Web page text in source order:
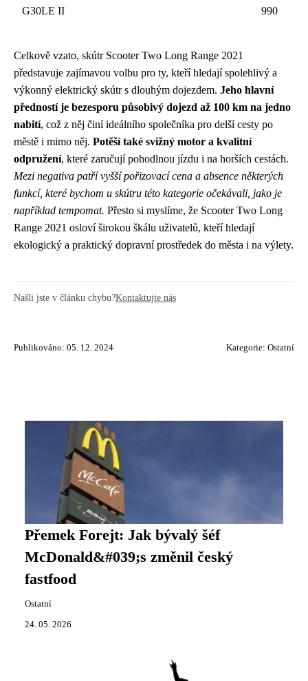
G30LE II
990
Celkově vzato, skútr Scooter Two Long Range 2021
představuje zajímavou volbu pro ty, kteří hledají spolehlivý a
výkonný elektrický skútr s dlouhým dojezdem. Jeho hlavní
předností je bezesporu působivý dojezd až 100 km na jedno
nabití, což z něj činí ideálního společníka pro delší cesty po
městě i mimo něj. Potěší také svižný motor a kvalitní
odpružení, které zaručují pohodlnou jízdu i na horších cestách.
Mezi negativa patří vyšší pořizovací cena a absence některých
funkcí, které bychom u skútru této kategorie očekávali, jako je
například tempomat. Přesto si myslíme, že Scooter Two Long
Range 2021 osloví širokou škálu uživatelů, kteří hledají
ekologický a praktický dopravní prostředek do města i na výlety.
Našli jste v článku chybu?Kontaktujte nás
Publikováno: 05. 12. 2024 Kategorie: Ostatní
Přemek Forejt: Jak bývalý šéf
McDonald&#039;s změnil český
fastfood
Ostatní
24. 05. 2026